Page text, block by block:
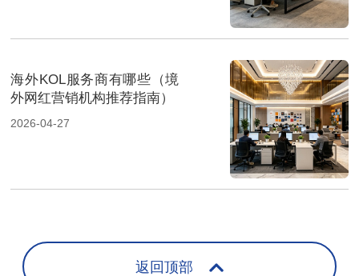
海外KOL服务商有哪些（境
外网红营销机构推荐指南）
2026-04-27
返回顶部